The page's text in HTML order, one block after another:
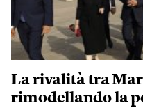
La rivalità tra
rimodellando la